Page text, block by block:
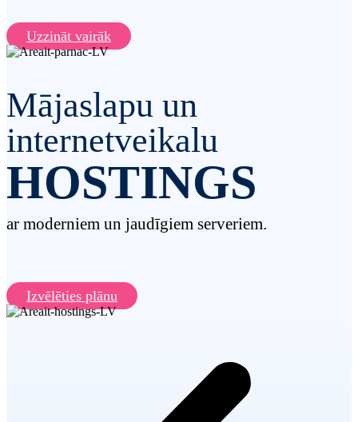
Uzzināt vairāk
Mājaslapu un
internetveikalu
HOSTINGS
ar moderniem un jaudīgiem serveriem.
Izvēlēties plānu